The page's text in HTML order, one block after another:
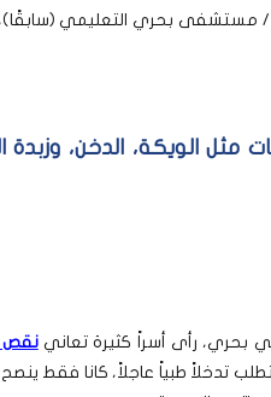
مستشفى بحري التعليمي (سابقًا)،
مثل الويكة، الدخن،
بحري، رأى أسراً كثيرة تعانينقص
تدخلاً طبياً عاجلاً، كانا فقط